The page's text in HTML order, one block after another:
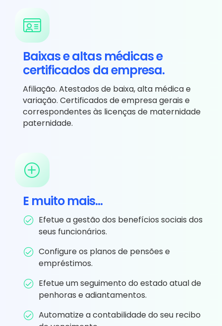
Baixas e altas médicas e
certificados da empresa.
Afiliação. Atestados de baixa, alta médica e
variação. Certificados de empresa gerais e
correspondentes às licenças de maternidade
paternidade.
E muito mais…
Efetue a gestão dos benefícios sociais dos
seus funcionários.
Configure os planos de pensões e
empréstimos.
Efetue um seguimento do estado atual de
penhoras e adiantamentos.
Automatize a contabilidade do seu recibo